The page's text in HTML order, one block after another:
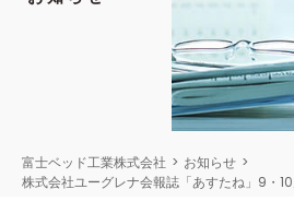
富士ベッド工業株式会社 > お知らせ >
株式会社ユーグレナ会報誌「あすたね」9・